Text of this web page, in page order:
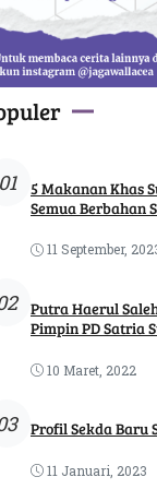
5 Makanan Khas
Semua Berbahan
11 September,
Putra Haerul
Pimpin PD Satria
10 Maret, 2022
Profil Sekda Baru
11 Januari, 2023